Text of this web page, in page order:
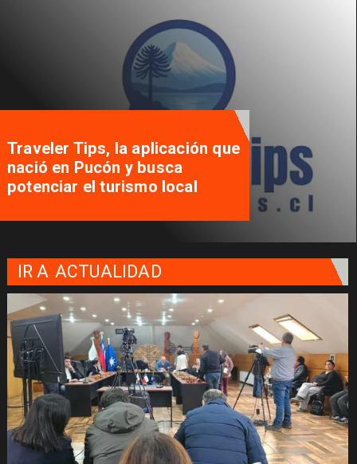
Traveler Tips, la aplicación que
nació en Pucón y busca
potenciar el turismo local
IR A ACTUALIDAD